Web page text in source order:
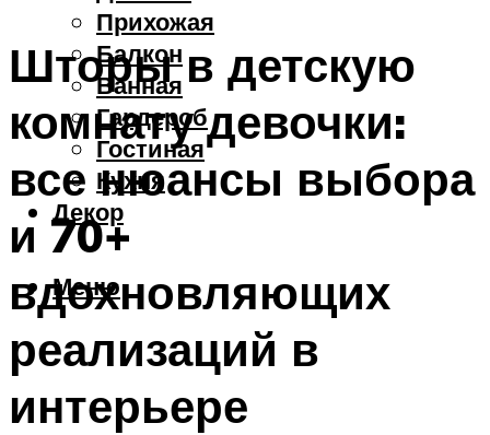
Прихожая
Балкон
Ванная
Гардероб
Гостиная
Кухня
Декор
Меню
Шторы в детскую
комнату девочки:
все нюансы выбора
и 70+
вдохновляющих
реализаций в
интерьере